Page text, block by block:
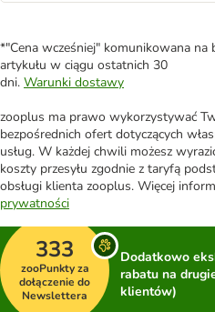
*"Cena wcześniej" komunikowana na
artykułu w ciągu ostatnich 30
dni. Warunki dostawy
zooplus ma prawo wykorzystywać
bezpośrednich ofert dotyczących
usług. W każdej chwili możesz
koszty przesyłu zgodnie z taryfą
obsługi klienta zooplus. Więcej
prywatności
333
zooPunkty za
dołączenie do
Newslettera
Dodatkowo
rabatu na
klientów)